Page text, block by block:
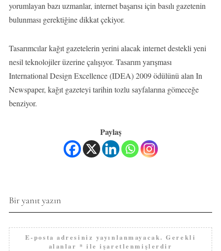
yorumlayan bazı uzmanlar, internet başarısı için basılı gazetenin
bulunması gerektiğine dikkat çekiyor.
Tasarımcılar kağıt gazetelerin yerini alacak internet destekli yeni
nesil teknolojiler üzerine çalışıyor. Tasarım yarışması
International Design Excellence (IDEA) 2009 ödülünü alan In
Newspaper, kağıt gazeteyi tarihin tozlu sayfalarına gömeceğe
benziyor.
Paylaş
Bir yanıt yazın
E-posta adresiniz yayınlanmayacak. Gerekli
alanlar * ile işaretlenmişlerdir